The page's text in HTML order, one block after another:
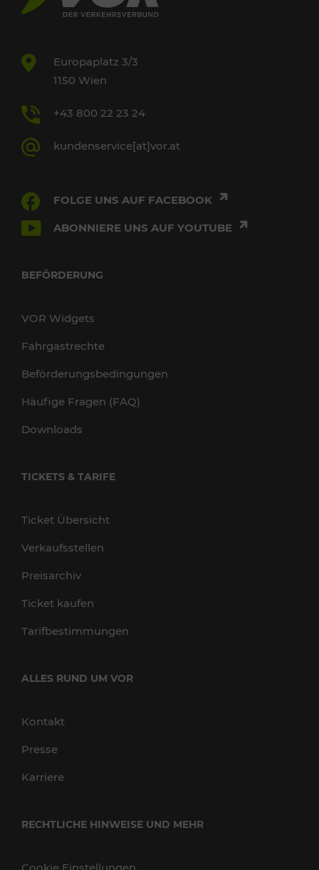
Europaplatz 3/3
1150 Wien
+43 800 22 23 24
kundenservice[at]vor.at
FOLGE UNS AUF FACEBOOK
ABONNIERE UNS AUF YOUTUBE
BEFÖRDERUNG
VOR Widgets
Fahrgastrechte
Beförderungsbedingungen
Häufige Fragen (FAQ)
Downloads
TICKETS & TARIFE
Ticket Übersicht
Verkaufsstellen
Preisarchiv
Ticket kaufen
Tarifbestimmungen
ALLES RUND UM VOR
Kontakt
Presse
Karriere
RECHTLICHE HINWEISE UND MEHR